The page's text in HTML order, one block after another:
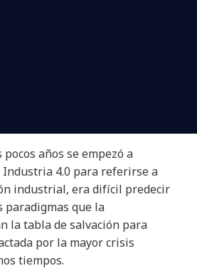
años se empezó a
4.0 para referirse a
industrial, era difícil predecir
paradigmas que la
la tabla de salvación para
por la mayor crisis
tiempos.